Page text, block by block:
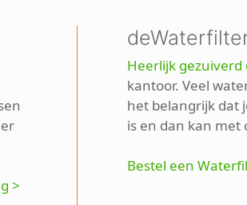
>
Heerlijk
kantoor. Veel
het belangrijk dat
is en dan kan
Bestel een